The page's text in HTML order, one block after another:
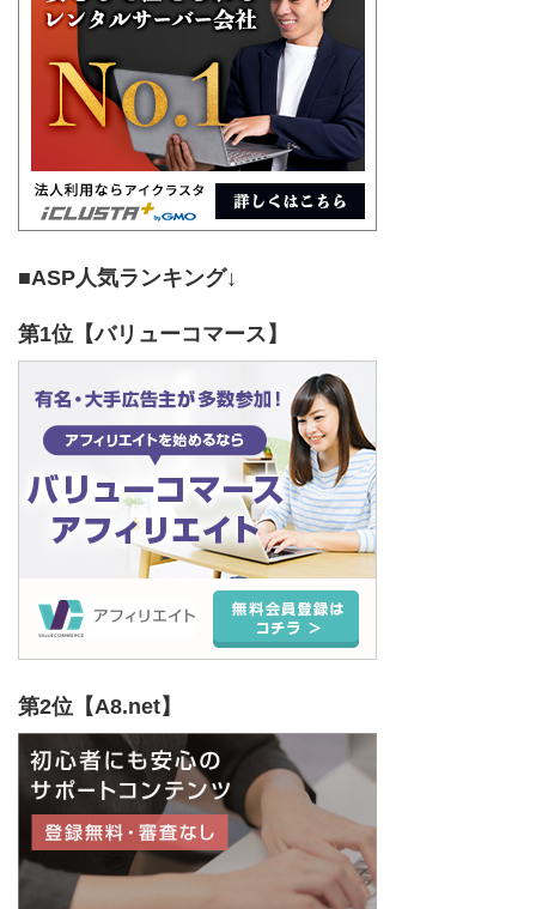
■ASP人気ランキング↓
第1位【バリューコマース】
第2位【A8.net】